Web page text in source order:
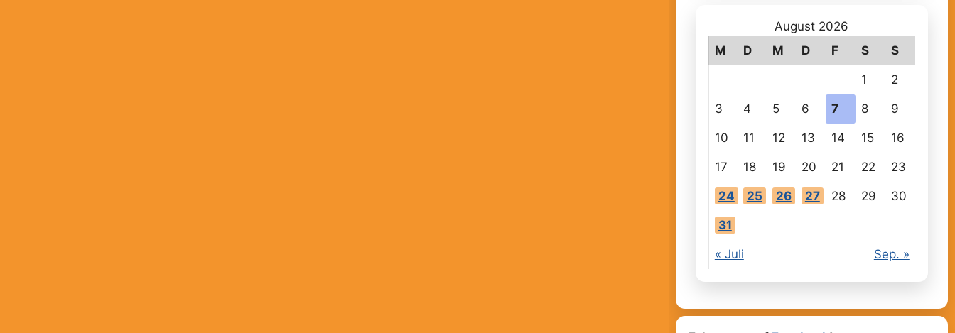
August 2026
M
D M D F S S
1 2
3 4 5 6 7 8 9
10 11 12 13 14 15 16
17 18 19 20 21 22 23
24 25 26 27 28 29 30
31
« Juli Sep. »